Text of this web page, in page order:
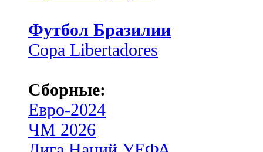
Футбол Бразилии
Copa Libertadores
Сборные:
Евро-2024
ЧМ 2026